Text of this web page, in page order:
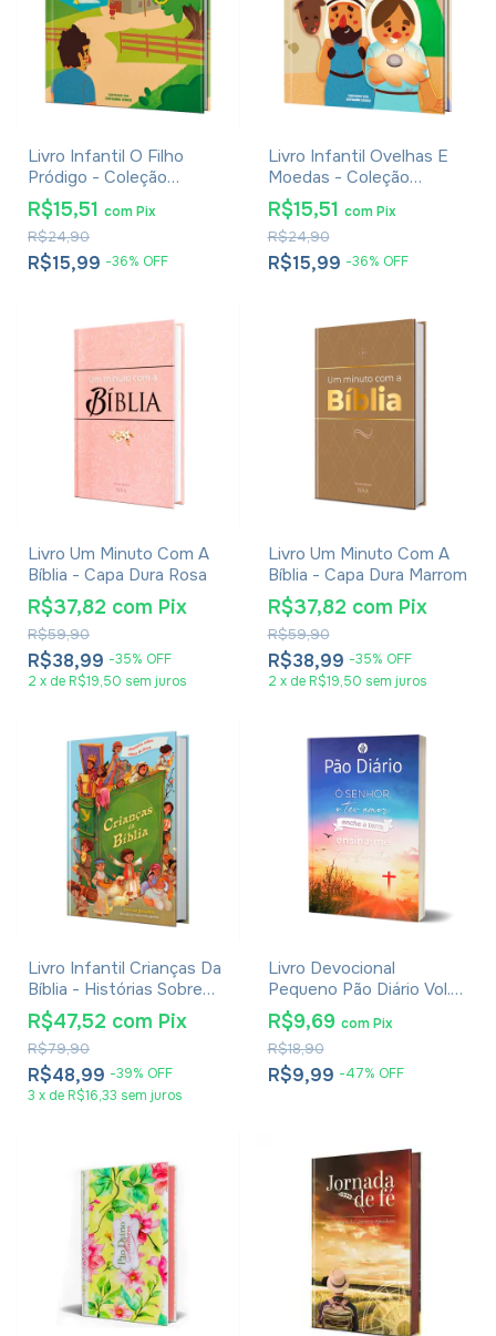
Livro Infantil O Filho
Pródigo - Coleção
Histórias Que Jesus
Contou
R$15,99 -36% OFF
R$24,90
R$15,51 comPix
Livro Infantil Ovelhas E
Moedas - Coleção
Histórias Que Jesus
Contou
R$15,99 -36% OFF
R$24,90
R$15,51 com Pix
Livro Um Minuto Com A
Bíblia - Capa Dura Rosa
R$38,99 -35% OFF
R$59,90
R$37,82 com Pix
2 x de R$19,50 sem juros
Livro Um Minuto Com A
Bíblia - Capa Dura Marrom
R$38,99 -35% OFF
R$59,90
R$37,82 com Pix
2 x de R$19,50 sem juros
Livro Infantil Crianças Da
Bíblia - Histórias Sobre
Filhos De Deus - Caroline
Saunders
R$48,99 -39% OFF
R$79,90
R$47,52 com Pix
3 x de R$16,33 sem juros
Livro Devocional
Pequeno Pão Diário Vol.
29 - Capa Ensina-me
(Salmo 119:64)
R$9,99 -47% OFF
R$18,90
R$9,69 com Pix